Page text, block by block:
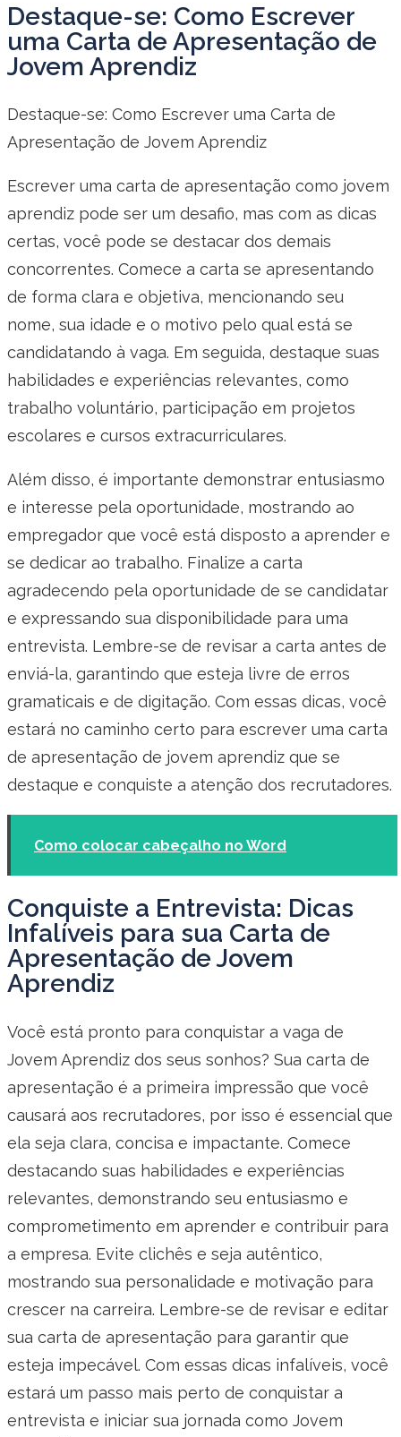
Destaque-se: Como Escrever
uma Carta de Apresentação de
Jovem Aprendiz
Destaque-se: Como Escrever uma Carta de
Apresentação de Jovem Aprendiz
Escrever uma carta de apresentação como jovem
aprendiz pode ser um desafio, mas com as dicas
certas, você pode se destacar dos demais
concorrentes. Comece a carta se apresentando
de forma clara e objetiva, mencionando seu
nome, sua idade e o motivo pelo qual está se
candidatando à vaga. Em seguida, destaque suas
habilidades e experiências relevantes, como
trabalho voluntário, participação em projetos
escolares e cursos extracurriculares.
Além disso, é importante demonstrar entusiasmo
e interesse pela oportunidade, mostrando ao
empregador que você está disposto a aprender e
se dedicar ao trabalho. Finalize a carta
agradecendo pela oportunidade de se candidatar
e expressando sua disponibilidade para uma
entrevista. Lembre-se de revisar a carta antes de
enviá-la, garantindo que esteja livre de erros
gramaticais e de digitação. Com essas dicas, você
estará no caminho certo para escrever uma carta
de apresentação de jovem aprendiz que se
destaque e conquiste a atenção dos recrutadores.
Como colocar cabeçalho no Word
Conquiste a Entrevista: Dicas
Infalíveis para sua Carta de
Apresentação de Jovem
Aprendiz
Você está pronto para conquistar a vaga de
Jovem Aprendiz dos seus sonhos? Sua carta de
apresentação é a primeira impressão que você
causará aos recrutadores, por isso é essencial que
ela seja clara, concisa e impactante. Comece
destacando suas habilidades e experiências
relevantes, demonstrando seu entusiasmo e
comprometimento em aprender e contribuir para
a empresa. Evite clichês e seja autêntico,
mostrando sua personalidade e motivação para
crescer na carreira. Lembre-se de revisar e editar
sua carta de apresentação para garantir que
esteja impecável. Com essas dicas infalíveis, você
estará um passo mais perto de conquistar a
entrevista e iniciar sua jornada como Jovem